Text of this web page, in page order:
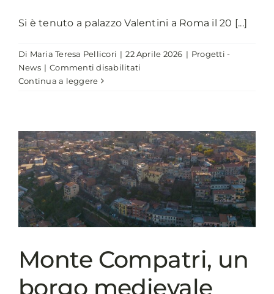
Si è tenuto a palazzo Valentini a Roma il 20 [...]
Di Maria Teresa Pellicori | 22 Aprile 2026 | Progetti -
News | Commenti disabilitati
Palazzo
Valentini
presentata
la
campagna
di
comunicazione
di
capitale
Continua a leggere
Monte Compatri, un
borgo medievale